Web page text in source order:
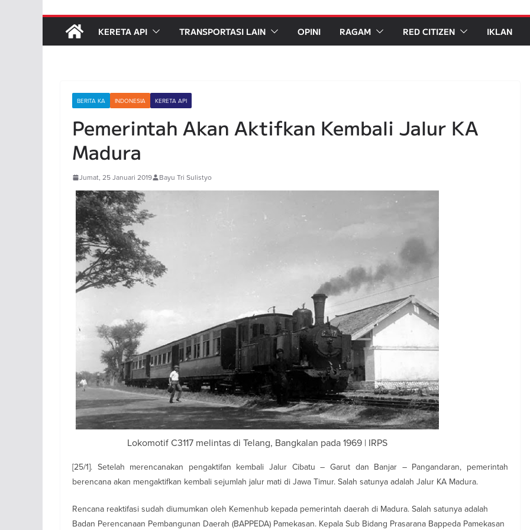
KERETA API TRANSPORTASI LAIN OPINI RAGAM RED CITIZEN IKLAN
BERITA KA INDONESIA KERETA API
Pemerintah Akan Aktifkan Kembali Jalur KA
Madura
Jumat, 25 Januari 2019 Bayu Tri Sulistyo
Lokomotif C3117 melintas di Telang, Bangkalan pada 1969 | IRPS
[25/1]. Setelah merencanakan pengaktifan kembali Jalur Cibatu – Garut dan Banjar – Pangandaran, pemerintah
berencana akan mengaktifkan kembali sejumlah jalur mati di Jawa Timur. Salah satunya adalah Jalur KA Madura.
Rencana reaktifasi sudah diumumkan oleh Kemenhub kepada pemerintah daerah di Madura. Salah satunya adalah
Badan Perencanaan Pembangunan Daerah (BAPPEDA) Pamekasan. Kepala Sub Bidang Prasarana Bappeda Pamekasan